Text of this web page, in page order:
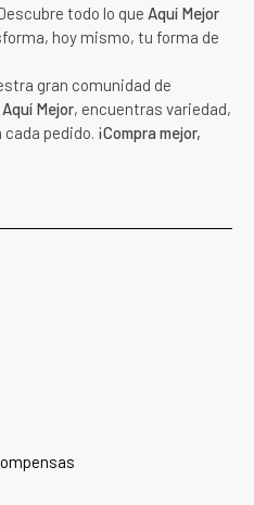
todo lo que Aquí Mejor
hoy mismo, tu forma de
gran comunidad de
Aquí Mejor, encuentras variedad,
pedido. ¡Compra mejor,